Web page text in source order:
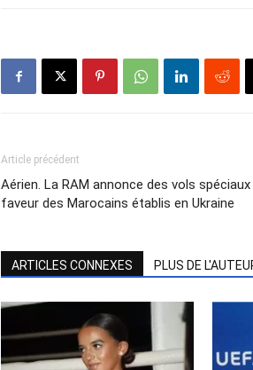
Article précédent
Aérien. La RAM annonce des vols spéciaux
faveur des Marocains établis en Ukraine
ARTICLES CONNEXES PLUS DE